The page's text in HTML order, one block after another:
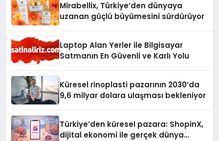
Mirabellix, Türkiye’den dünyaya
uzanan güçlü büyümesini sürdürüyor
Laptop Alan Yerler ile Bilgisayar
Satmanın En Güvenli ve Karlı Yolu
Küresel rinoplasti pazarının 2030’da
9,6 milyar dolara ulaşması bekleniyor
Türkiye’den küresel pazara: ShopinX,
dijital ekonomi ile gerçek dünya